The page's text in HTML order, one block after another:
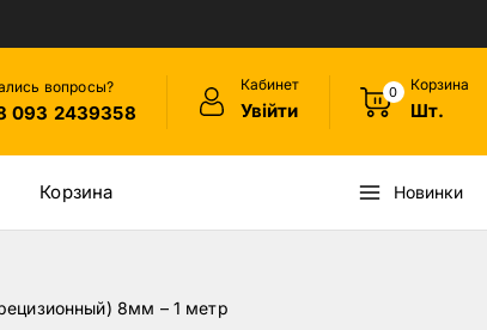
вопросы?
093 2439358
Кабинет
Увійти
0 Корзина
Шт.
Корзина Новинки
8мм – 1 метр